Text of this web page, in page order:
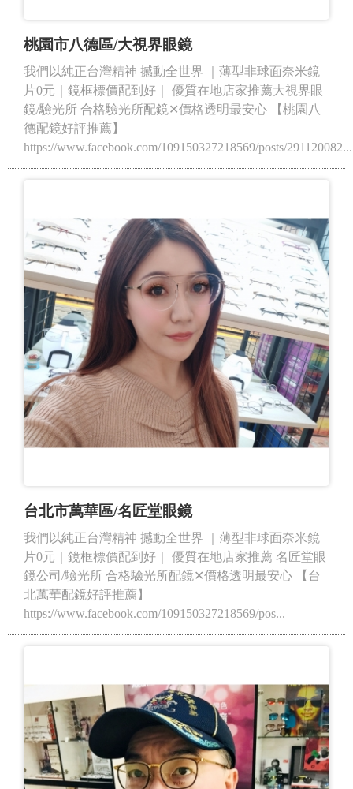
桃園市八德區/大視界眼鏡
我們以純正台灣精神 撼動全世界 ｜薄型非球面奈米鏡
片0元｜鏡框標價配到好｜ 優質在地店家推薦大視界眼
鏡/驗光所 合格驗光所配鏡✕價格透明最安心 【桃園八
德配鏡好評推薦】
https://www.facebook.com/109150327218569/posts/291120082...
台北市萬華區/名匠堂眼鏡
我們以純正台灣精神 撼動全世界 ｜薄型非球面奈米鏡
片0元｜鏡框標價配到好｜ 優質在地店家推薦 名匠堂眼
鏡公司/驗光所 合格驗光所配鏡✕價格透明最安心 【台
北萬華配鏡好評推薦】
https://www.facebook.com/109150327218569/pos...